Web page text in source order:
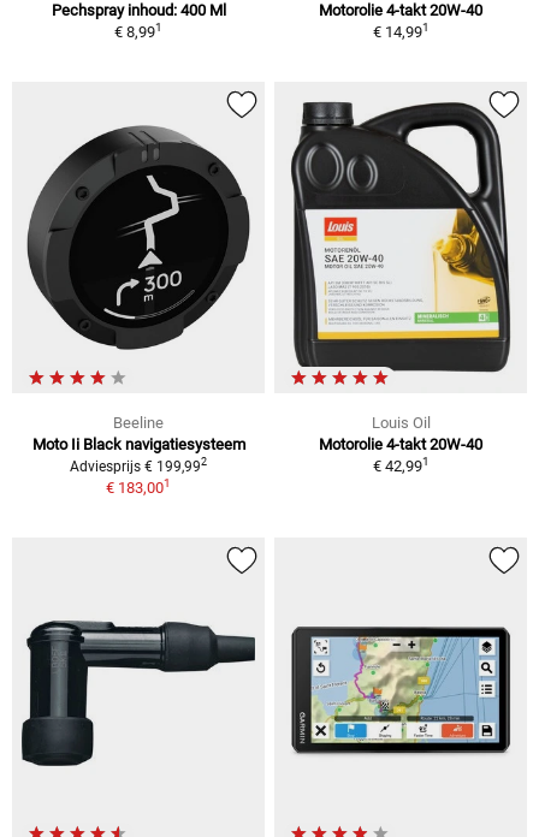
Pechspray inhoud: 400 Ml
€ 8,991
Motorolie 4-takt 20W-40
€ 14,991
Beeline
Moto Ii Black navigatiesysteem
Adviesprijs € 199,992
€ 183,001
Louis Oil
Motorolie 4-takt 20W-40
€ 42,991